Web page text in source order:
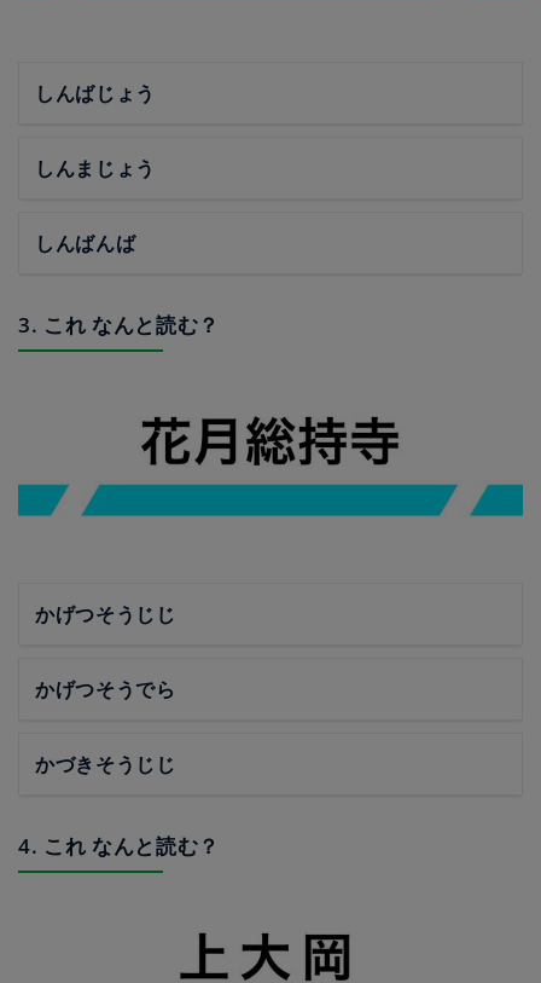
しんばじょう
しんまじょう
しんばんば
3. これ なんと読む？
かげつそうじじ
かげつそうでら
かづきそうじじ
4. これ なんと読む？